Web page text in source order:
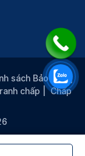
sách Bảo mật |
chấp |Chấp